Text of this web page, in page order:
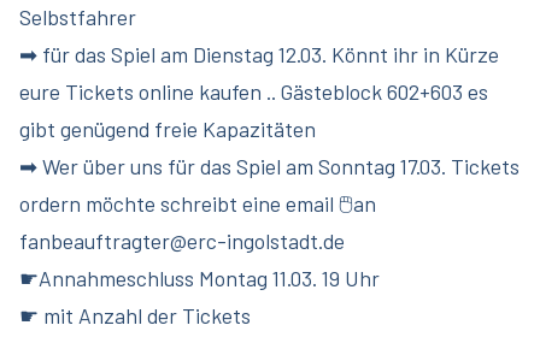
Selbstfahrer
➡ für das Spiel am Dienstag 12.03. Könnt ihr in Kürze
eure Tickets online kaufen .. Gästeblock 602+603 es
gibt genügend freie Kapazitäten
➡ Wer über uns für das Spiel am Sonntag 17.03. Tickets
ordern möchte schreibt eine email 🖱an
fanbeauftragter@erc-ingolstadt.de
☛Annahmeschluss Montag 11.03. 19 Uhr
☛ mit Anzahl der Tickets